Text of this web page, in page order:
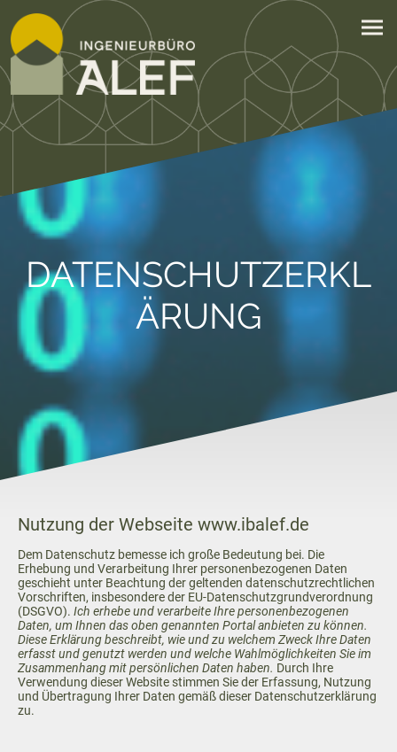
DATENSCHUTZERKL
ÄRUNG
Nutzung der Webseite www.ibalef.de
Dem Datenschutz bemesse ich große Bedeutung bei. Die
Erhebung und Verarbeitung Ihrer personenbezogenen Daten
geschieht unter Beachtung der geltenden datenschutzrechtlichen
Vorschriften, insbesondere der EU-Datenschutzgrundverordnung
(DSGVO). Ich erhebe und verarbeite Ihre personenbezogenen
Daten, um Ihnen das oben genannten Portal anbieten zu können.
Diese Erklärung beschreibt, wie und zu welchem Zweck Ihre Daten
erfasst und genutzt werden und welche Wahlmöglichkeiten Sie im
Zusammenhang mit persönlichen Daten haben. Durch Ihre
Verwendung dieser Website stimmen Sie der Erfassung, Nutzung
und Übertragung Ihrer Daten gemäß dieser Datenschutzerklärung
zu.